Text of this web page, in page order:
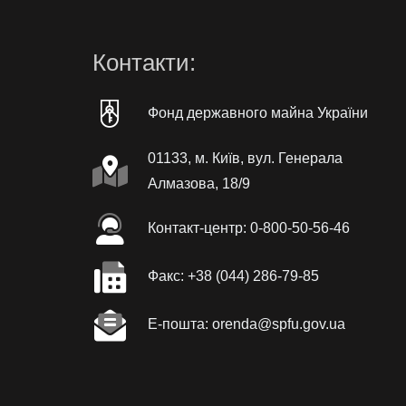
Контакти:
Фонд державного майна України
01133, м. Київ, вул. Генерала
Алмазова, 18/9
Контакт-центр: 0-800-50-56-46
Факc: +38 (044) 286-79-85
Е-пошта: orenda@spfu.gov.ua